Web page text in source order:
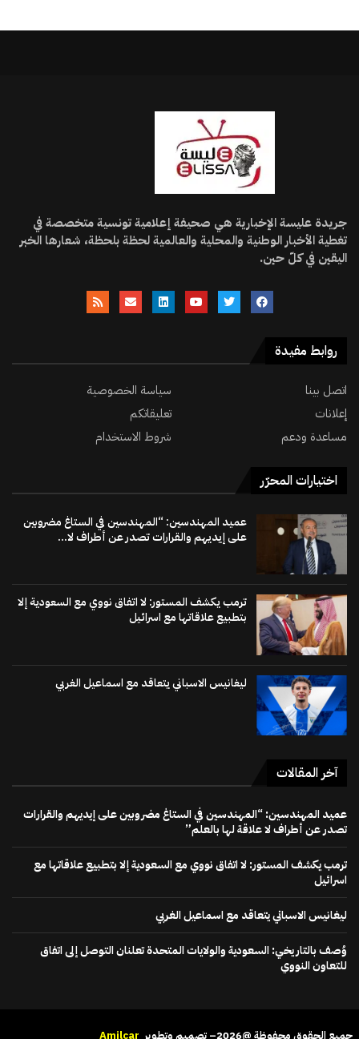
جريدة عليسة الإخبارية هي صحيفة إعلامية تونسية متخصصة في
تغطية الأخبار الوطنية والمحلية والعالمية لحظة بلحظة، شعارها الخبر
اليقين في كلّ حين.
روابط مفيدة
اتصل بينا
سياسة الخصوصية
إعلانات
تعليقاتكم
مساعدة ودعم
شروط الاستخدام
اختيارات المحرّر
عميد المهندسين: “المهندسين في الستاغ مضروبين
على إيديهم والقرارات تصدر عن أطراف لا...
ترمب يكشف المستور: لا اتفاق نووي مع السعودية إلا
بتطبيع علاقاتها مع اسرائيل
ليغانيس الاسباني يتعاقد مع اسماعيل الغربي
آخر المقالات
عميد المهندسين: “المهندسين في الستاغ مضروبين على إيديهم والقرارات
تصدر عن أطراف لا علاقة لها بالعلم”
ترمب يكشف المستور: لا اتفاق نووي مع السعودية إلا بتطبيع علاقاتها مع
اسرائيل
ليغانيس الاسباني يتعاقد مع اسماعيل الغربي
وُصف بالتاريخي: السعودية والولايات المتحدة تعلنان التوصل إلى اتفاق
للتعاون النووي
جميع الحقوق محفوظة @2026– تصميم وتطوير Amilcar